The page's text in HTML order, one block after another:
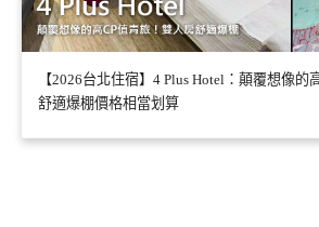
【2026台北住宿】4 Plus Hotel：顛覆想像的
舒適爆棚價格相當划算